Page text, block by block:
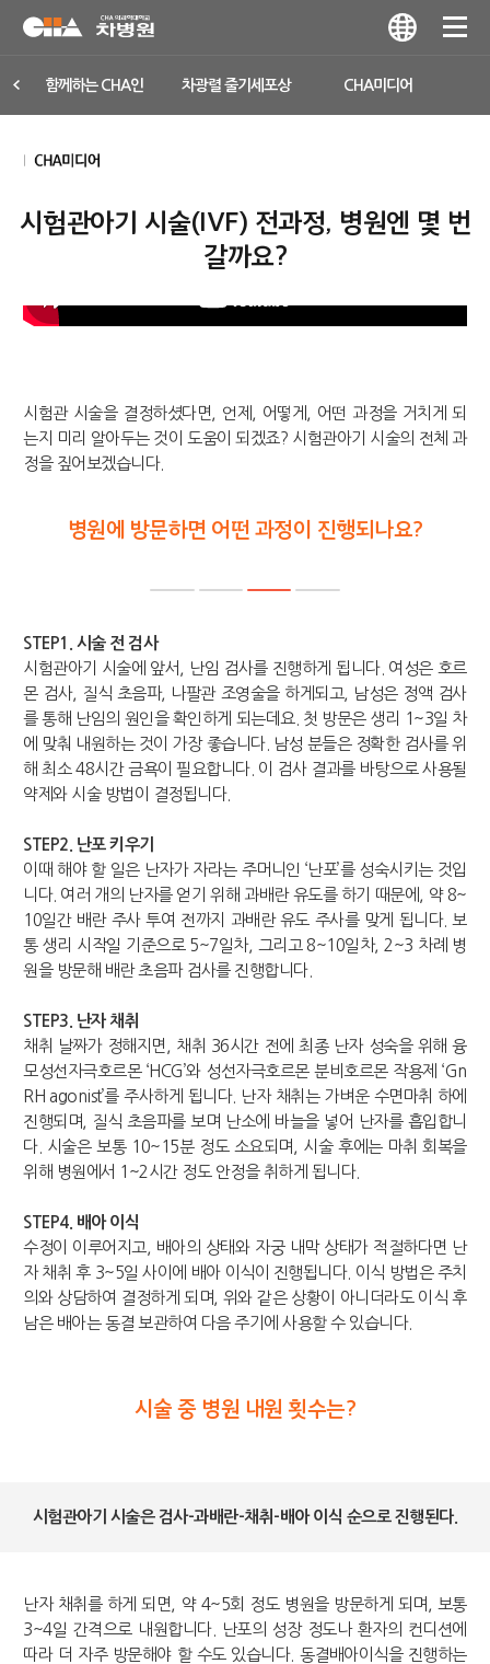
함께하는 CHA인 차광렬 줄기세포상 CHA미디어
시험관아기 시술(IVF) 전과정, 병원엔 몇 번
갈까요?
시험관 시술을 결정하셨다면, 언제, 어떻게, 어떤 과정을 거치게 되
는지 미리 알아두는 것이 도움이 되겠죠? 시험관아기 시술의 전체 과
정을 짚어보겠습니다.
병원에 방문하면 어떤 과정이 진행되나요?
STEP1. 시술 전 검사
시험관아기 시술에 앞서, 난임 검사를 진행하게 됩니다. 여성은 호르
몬 검사, 질식 초음파, 나팔관 조영술을 하게되고, 남성은 정액 검사
를 통해 난임의 원인을 확인하게 되는데요. 첫 방문은 생리 1~3일 차
에 맞춰 내원하는 것이 가장 좋습니다. 남성 분들은 정확한 검사를 위
해 최소 48시간 금욕이 필요합니다. 이 검사 결과를 바탕으로 사용될
약제와 시술 방법이 결정됩니다.
STEP2. 난포 키우기
이때 해야 할 일은 난자가 자라는 주머니인 ‘난포’를 성숙시키는 것입
니다. 여러 개의 난자를 얻기 위해 과배란 유도를 하기 때문에, 약 8~
10일간 배란 주사 투여 전까지 과배란 유도 주사를 맞게 됩니다. 보
통 생리 시작일 기준으로 5~7일차, 그리고 8~10일차, 2~3 차례 병
원을 방문해 배란 초음파 검사를 진행합니다.
STEP3. 난자 채취
채취 날짜가 정해지면, 채취 36시간 전에 최종 난자 성숙을 위해 융
모성선자극호르몬 ‘HCG’와 성선자극호르몬 분비호르몬 작용제 ‘Gn
RH agonist’를 주사하게 됩니다. 난자 채취는 가벼운 수면마취 하에
진행되며, 질식 초음파를 보며 난소에 바늘을 넣어 난자를 흡입합니
다. 시술은 보통 10~15분 정도 소요되며, 시술 후에는 마취 회복을
위해 병원에서 1~2시간 정도 안정을 취하게 됩니다.
STEP4. 배아 이식
수정이 이루어지고, 배아의 상태와 자궁 내막 상태가 적절하다면 난
자 채취 후 3~5일 사이에 배아 이식이 진행됩니다. 이식 방법은 주치
의와 상담하여 결정하게 되며, 위와 같은 상황이 아니더라도 이식 후
남은 배아는 동결 보관하여 다음 주기에 사용할 수 있습니다.
시술 중 병원 내원 횟수는?
시험관아기 시술은 검사-과배란-채취-배아 이식 순으로 진행된다.
난자 채취를 하게 되면, 약 4~5회 정도 병원을 방문하게 되며, 보통
3~4일 간격으로 내원합니다. 난포의 성장 정도나 환자의 컨디션에
따라 더 자주 방문해야 할 수도 있습니다. 동결배아이식을 진행하는